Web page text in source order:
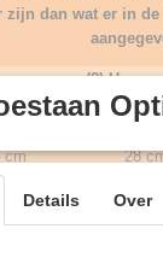
zijn dan wat er in
omvang
(2)
cm 28
cm
Details Over